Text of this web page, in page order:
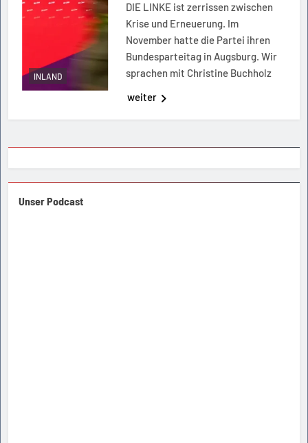
INLAND
DIE LINKE ist zerrissen zwischen
Krise und Erneuerung. Im
November hatte die Partei ihren
Bundesparteitag in Augsburg. Wir
sprachen mit Christine Buchholz
weiter
Unser Podcast